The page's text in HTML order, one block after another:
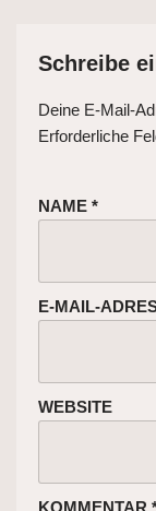
Schreibe
Deine E-Mail-
Erforderliche
NAME *
E-MAIL-
WEBSITE
KOMMENTAR